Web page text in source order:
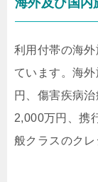
海外及び国内
利用付帯の海
ています。海
円、傷害疾病
2,000万円、携
般クラスのクレ